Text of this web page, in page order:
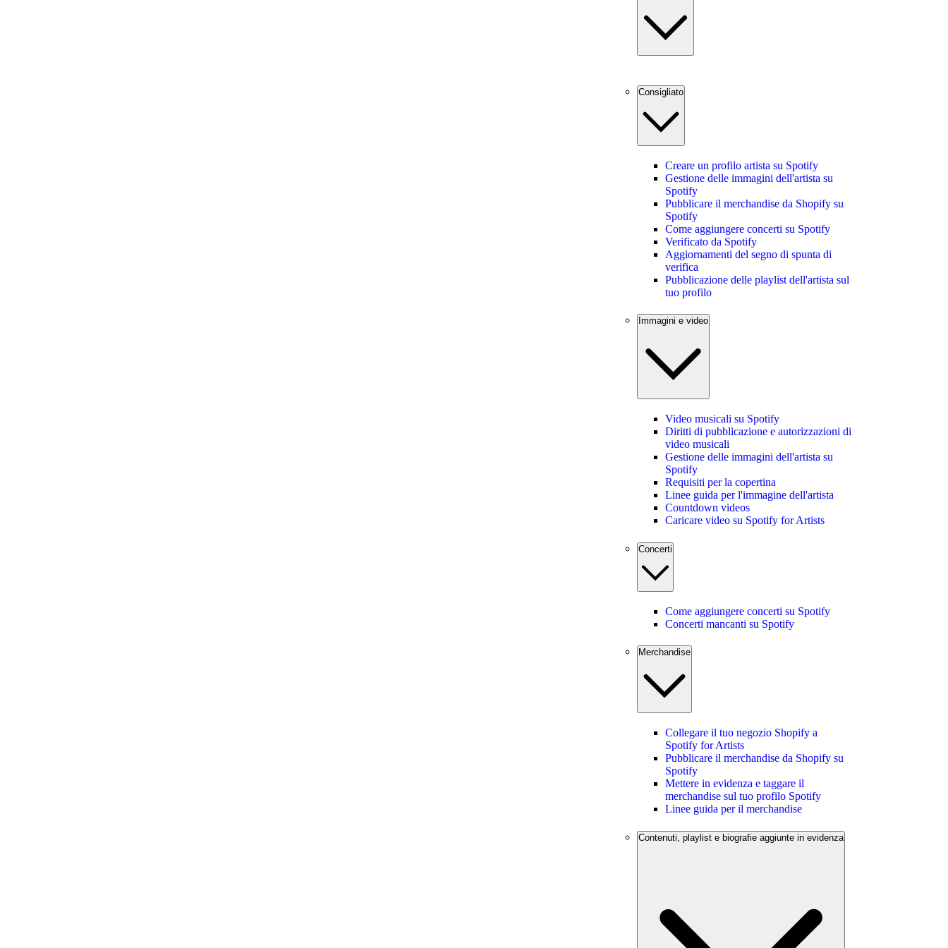
Consigliato
Creare un profilo artista su Spotify
Gestione delle immagini dell'artista su
Spotify
Pubblicare il merchandise da Shopify su
Spotify
Come aggiungere concerti su Spotify
Verificato da Spotify
Aggiornamenti del segno di spunta di
verifica
Pubblicazione delle playlist dell'artista sul
tuo profilo
Immagini e video
Video musicali su Spotify
Diritti di pubblicazione e autorizzazioni di
video musicali
Gestione delle immagini dell'artista su
Spotify
Requisiti per la copertina
Linee guida per l'immagine dell'artista
Countdown videos
Caricare video su Spotify for Artists
Concerti
Come aggiungere concerti su Spotify
Concerti mancanti su Spotify
Merchandise
Collegare il tuo negozio Shopify a
Spotify for Artists
Pubblicare il merchandise da Shopify su
Spotify
Mettere in evidenza e taggare il
merchandise sul tuo profilo Spotify
Linee guida per il merchandise
Contenuti, playlist e biografie aggiunte in evidenza